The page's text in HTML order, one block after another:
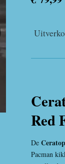
Red
De
Pacman